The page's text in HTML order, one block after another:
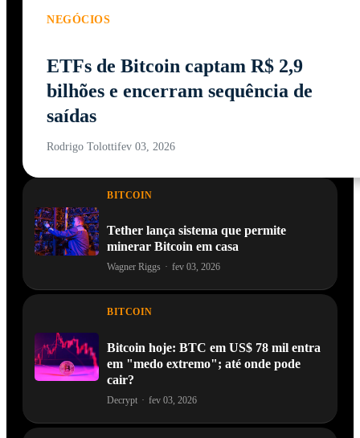
NEGÓCIOS
ETFs de Bitcoin captam R$ 2,9
bilhões e encerram sequência de
saídas
Rodrigo Tolottifev 03, 2026
BITCOIN
Tether lança sistema que permite
minerar Bitcoin em casa
Wagner Riggs · fev 03, 2026
BITCOIN
Bitcoin hoje: BTC em US$ 78 mil entra
em "medo extremo"; até onde pode
cair?
Decrypt · fev 03, 2026